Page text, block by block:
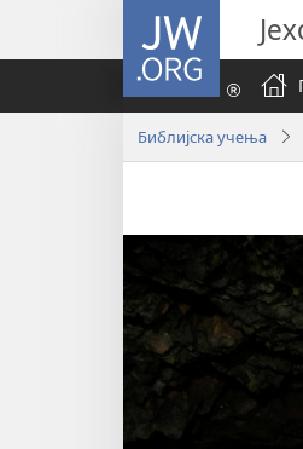
JW.ORG
Библијска учења